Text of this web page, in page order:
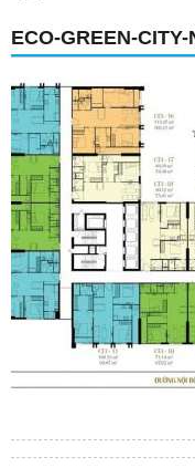
ECO-GREEN-